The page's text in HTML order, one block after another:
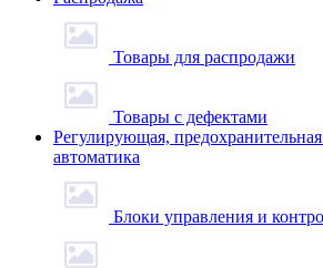
Товары для распродажи
Товары с дефектами
Регулирующая,
автоматика
Блоки управления и